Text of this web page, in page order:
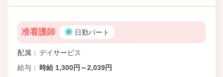
准看護師 日勤パート
配属
デイサービス
給与
時給 1,300円～2,039円